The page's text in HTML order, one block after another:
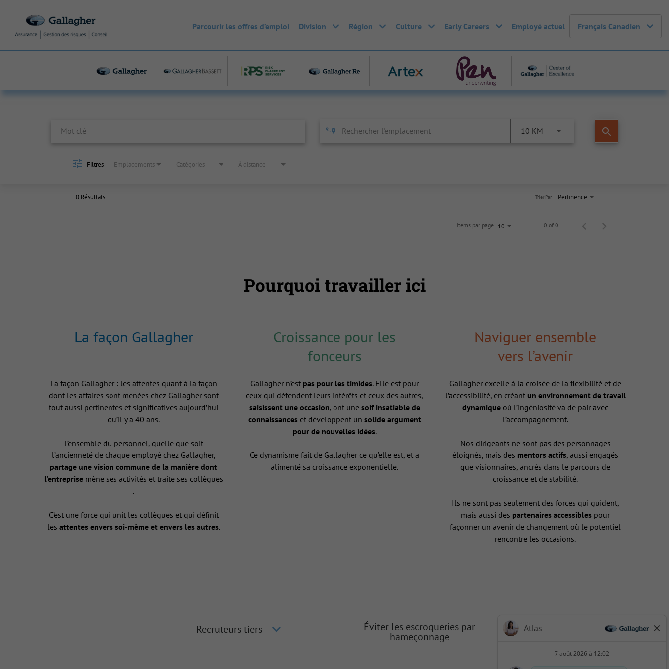
Parcourir les offres d’emploi Division Région Culture Early Careers Employé actuel Français Canadien
10 KM search
Filtres Emplacements Catégories À distance
0 Résultats Pertinence
Trier Par
Items par page 10 0 of 0
Pourquoi travailler ici
La façon Gallagher
La façon Gallagher : les attentes quant à la façon
dont les affaires sont menées chez Gallagher sont
tout aussi pertinentes et significatives aujourd’hui
qu’il y a 40 ans.
L’ensemble du personnel, quelle que soit
l’ancienneté de chaque employé chez Gallagher,
partage une vision commune de la manière dont
l’entreprisemène ses activités et traite ses collègues
.
C’est une force qui unit les collègues et qui définit
les attentes envers soi-même et envers les autres.
Croissance pour les
fonceurs
Gallagher n’est pas pour les timides. Elle est pour
ceux qui défendent leurs intérêts et ceux des autres,
saisissent une occasion, ont une soif insatiable de
connaissanceset développent un solide argument
pour de nouvelles idées.
Ce dynamisme fait de Gallagher ce qu’elle est, et a
alimenté sa croissance exponentielle.
Naviguer ensemble
vers l’avenir
Gallagher excelle à la croisée de la flexibilité et de
l’accessibilité, en créant un environnement de travail
dynamique où l’ingéniosité va de pair avec
l’accompagnement.
Nos dirigeants ne sont pas des personnages
éloignés, mais des mentors actifs, aussi engagés
que visionnaires, ancrés dans le parcours de
croissance et de stabilité.
Ils ne sont pas seulement des forces qui guident,
mais aussi des partenaires accessibles pour
façonner un avenir de changement où le potentiel
rencontre les occasions.
Recruteurs tiers Éviter les escroqueries par
hameçonnage